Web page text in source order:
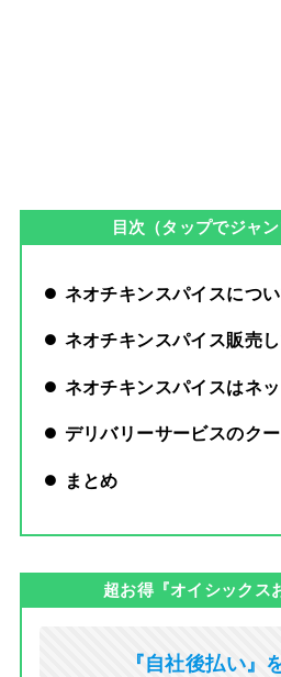
目次（タップでジャン
ネオチキンスパイスにつ
ネオチキンスパイス販売
ネオチキンスパイスはネッ
デリバリーサービスのク
まとめ
超お得『オイシックス
『自社後払い』